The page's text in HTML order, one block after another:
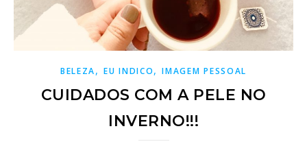
BELEZA,EU INDICO,IMAGEM PESSOAL
CUIDADOS COM A PELE NO
INVERNO!!!